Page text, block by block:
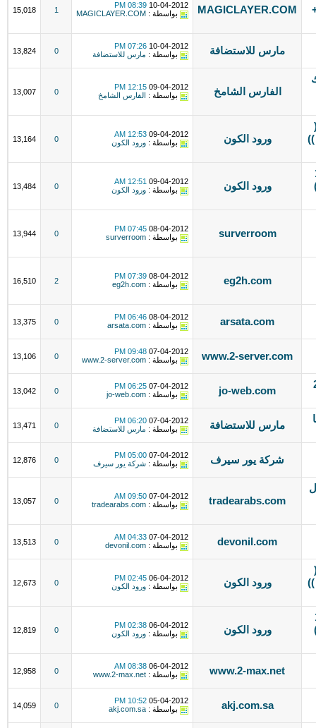
+
MAGICLAYER.COM
10-04-2012
08:39 PM
بواسطة : MAGICLAYER.COM
1
15,018
مارس للاستضافة 10-04-2012
07:26 PM
بواسطة : مارس للاستضافة 0
13,824
الفارس الشامخ
09-04-2012
12:15 PM
بواسطة :
الفارس الشامخ 0
13,007
))
ورود الكون 09-04-2012
12:53 AM
بواسطة : ورود الكون 0
13,164
1
ورود الكون 09-04-2012
12:51 AM
بواسطة : ورود الكون 0
13,484
surverroom
08-04-2012
07:45 PM
بواسطة : surverroom
0
13,944
eg2h.com
08-04-2012
07:39 PM
بواسطة : eg2h.com
2
16,510
arsata.com
08-04-2012
06:46 PM
بواسطة : arsata.com
0
13,375
www.2-server.com
07-04-2012
09:48 PM
بواسطة : www.2-server.com
0
13,106
200
jo-web.com
07-04-2012
06:25 PM
بواسطة : jo-web.com
0
13,042
مارس للاستضافة 07-04-2012
06:20 PM
بواسطة : مارس للاستضافة 0
13,471
شركة يور سيرف 07-04-2012
05:00 PM
بواسطة : شركة يور سيرف 0
12,876
tradearabs.com
07-04-2012
09:50 AM
بواسطة : tradearabs.com
0
13,057
devonil.com
07-04-2012
04:33 AM
بواسطة : devonil.com
0
13,513
))
ورود الكون 06-04-2012
02:45 PM
بواسطة : ورود الكون 0
12,673
1
ورود الكون 06-04-2012
02:38 PM
بواسطة : ورود الكون 0
12,819
www.2-max.net
06-04-2012
08:38 AM
بواسطة : www.2-max.net
0
12,958
akj.com.sa
05-04-2012
10:52 PM
بواسطة : akj.com.sa
0
14,059